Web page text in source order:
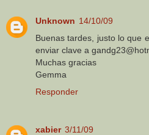
Unknown 14/10/09
Buenas tardes, justo lo que
enviar clave a
Muchas gracias
Gemma
Responder
xabier 3/11/09